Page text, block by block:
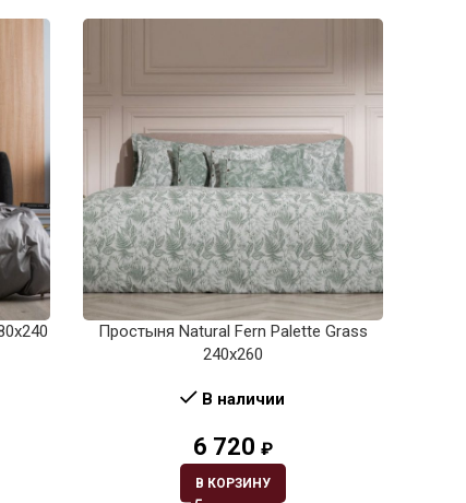
Простыня Natural Fern Palette Grass
240х260
В наличии
6 720 ₽
В КОРЗИНУ